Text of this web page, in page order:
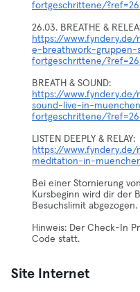
fortgeschrittene/
26.03. BREATHE &
https://
e-breathwork-
fortgeschrittene/
BREATH & SOUND:
https://
sound-live-in-
fortgeschrittene/
LISTEN DEEPLY & RELAY:
https://
meditation-in-
Bei einer Stornierung
Kursbeginn wird dir der
Besuchslimit abgezogen.
Hinweis: Der Check-In
Code statt.
Site Internet